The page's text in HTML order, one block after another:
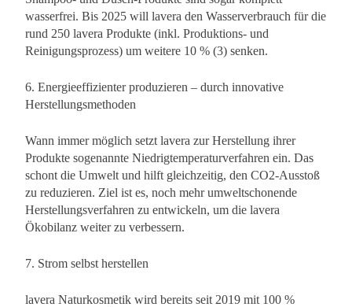
wasserfrei. Bis 2025 will lavera den Wasserverbrauch für die
rund 250 lavera Produkte (inkl. Produktions- und
Reinigungsprozess) um weitere 10 % (3) senken.
6. Energieeffizienter produzieren – durch innovative
Herstellungsmethoden
Wann immer möglich setzt lavera zur Herstellung ihrer
Produkte sogenannte Niedrigtemperaturverfahren ein. Das
schont die Umwelt und hilft gleichzeitig, den CO2-Ausstoß
zu reduzieren. Ziel ist es, noch mehr umweltschonende
Herstellungsverfahren zu entwickeln, um die lavera
Ökobilanz weiter zu verbessern.
7. Strom selbst herstellen
lavera Naturkosmetik wird bereits seit 2019 mit 100 %